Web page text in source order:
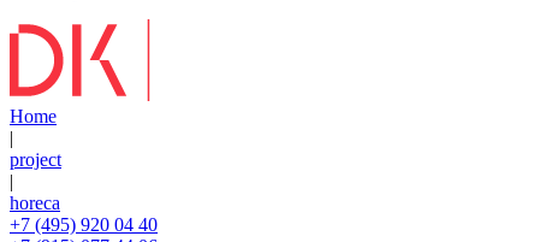
Home
|
project
|
horeca
+7 (495) 920 04 40